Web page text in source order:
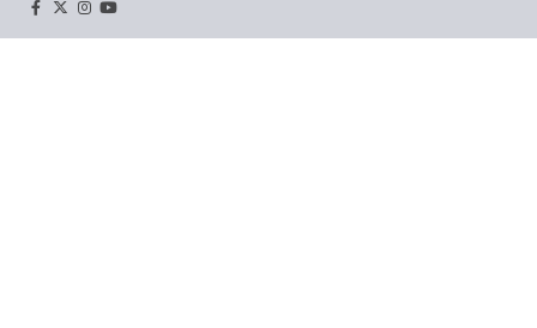
Facebook
TwitterInstagram
YouTube